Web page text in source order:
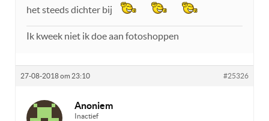
het steeds dichter bij
Ik kweek niet ik doe aan fotoshoppen
27-08-2018 om 23:10 #25326
Anoniem
Inactief